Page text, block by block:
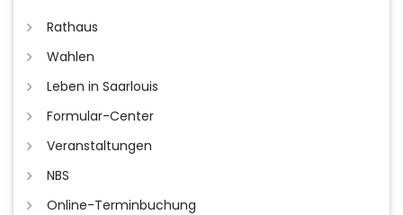
Rathaus
Wahlen
Leben in Saarlouis
Formular-Center
Veranstaltungen
NBS
Online-Terminbuchung